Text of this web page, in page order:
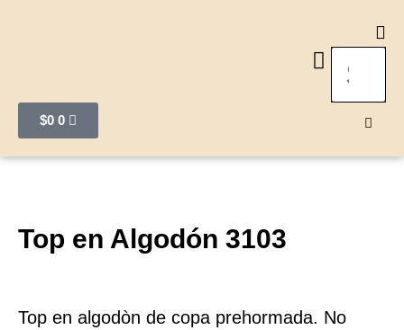
$0 0
Top en Algodón 3103
Top en algodòn de copa prehormada. No